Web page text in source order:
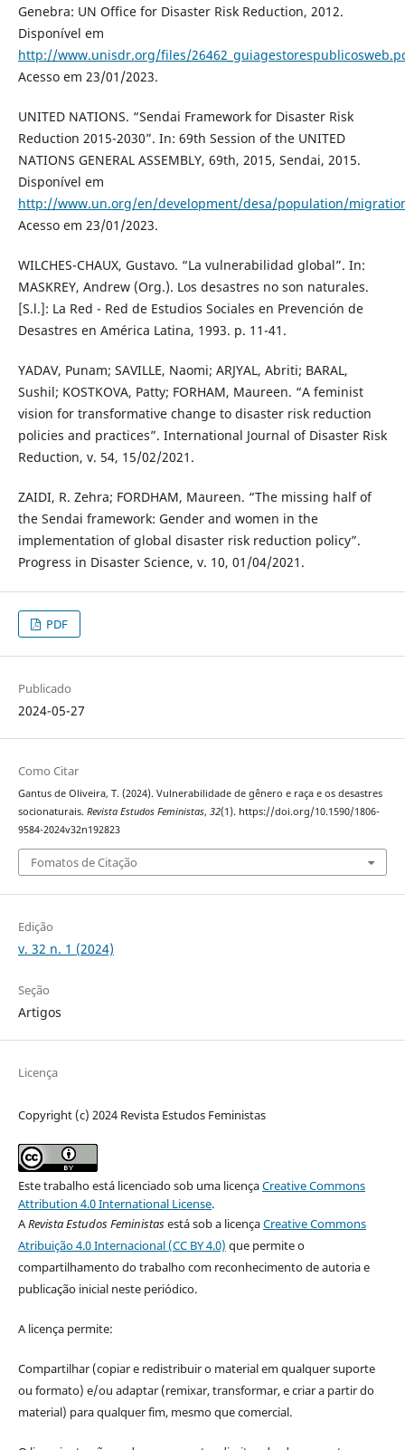
Genebra: UN Office for Disaster Risk Reduction, 2012.
Disponível em
http://www.unisdr.org/files/
Acesso em 23/01/2023.
UNITED NATIONS. “Sendai Framework for Disaster Risk
Reduction 2015-2030”. In: 69th Session of the UNITED
NATIONS GENERAL ASSEMBLY, 69th, 2015, Sendai, 2015.
Disponível em
http://www.un.org/en/development/desa/population/
Acesso em 23/01/2023.
WILCHES-CHAUX, Gustavo. “La vulnerabilidad global”. In:
MASKREY, Andrew (Org.). Los desastres no son naturales.
[S.l.]: La Red - Red de Estudios Sociales en Prevención de
Desastres en América Latina, 1993. p. 11-41.
YADAV, Punam; SAVILLE, Naomi; ARJYAL, Abriti; BARAL,
Sushil; KOSTKOVA, Patty; FORHAM, Maureen. “A feminist
vision for transformative change to disaster risk reduction
policies and practices”. International Journal of Disaster Risk
Reduction, v. 54, 15/02/2021.
ZAIDI, R. Zehra; FORDHAM, Maureen. “The missing half of
the Sendai framework: Gender and women in the
implementation of global disaster risk reduction policy”.
Progress in Disaster Science, v. 10, 01/04/2021.
PDF
Publicado
2024-05-27
Como Citar
Gantus de Oliveira, T. (2024). Vulnerabilidade de gênero e raça e os desastres
socionaturais. Revista Estudos Feministas, 32(1). https://doi.org/10.1590/1806-
9584-2024v32n192823
Fomatos de Citação
Edição
v. 32 n. 1 (2024)
Seção
Artigos
Licença
Copyright (c) 2024 Revista Estudos Feministas
Este trabalho está licenciado sob uma licençaCreative Commons
Attribution 4.0 International License.
ARevista Estudos Feministasestá sob a licençaCreative Commons
Atribuição 4.0 Internacional (CC BY 4.0) que permite o
compartilhamento do trabalho com reconhecimento de autoria e
publicação inicial neste periódico.
A licença permite:
Compartilhar (copiar e redistribuir o material em qualquer suporte
ou formato) e/ou adaptar (remixar, transformar, e criar a partir do
material) para qualquer fim, mesmo que comercial.